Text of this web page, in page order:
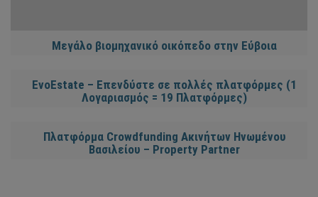
Μεγάλο βιομηχανικό οικόπεδο στην Εύβοια
EvoEstate – Επενδύστε σε πολλές πλατφόρμες (1
Λογαριασμός = 19 Πλατφόρμες)
Πλατφόρμα Crowdfunding Ακινήτων Ηνωμένου
Βασιλείου – Property Partner